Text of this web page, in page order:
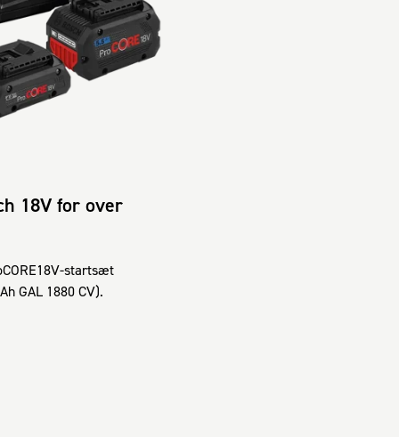
18V for over
startsæt
GAL 1880 CV).